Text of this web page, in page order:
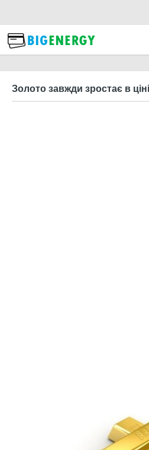
Золото завжди зростає в